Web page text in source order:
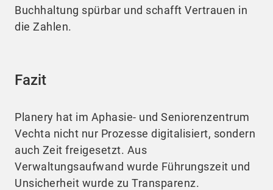
Buchhaltung spürbar und schafft Vertrauen in
die Zahlen.
Fazit
Planery hat im Aphasie- und Seniorenzentrum
Vechta nicht nur Prozesse digitalisiert, sondern
auch Zeit freigesetzt. Aus
Verwaltungsaufwand wurde Führungszeit und
Unsicherheit wurde zu Transparenz.